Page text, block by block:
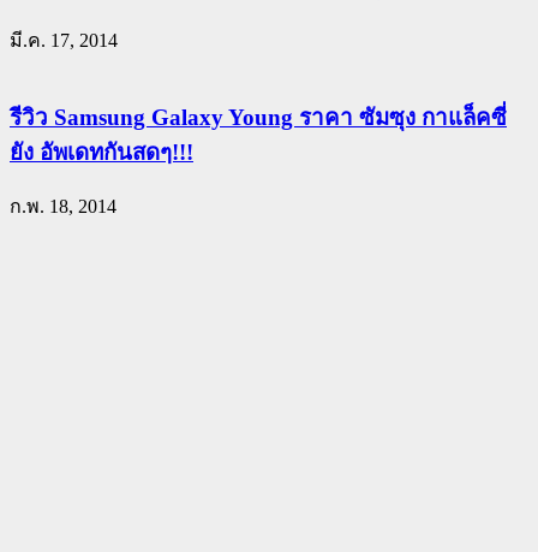
มี.ค. 17, 2014
รีวิว Samsung Galaxy Young ราคา ซัมซุง กาแล็คซี่
ยัง อัพเดทกันสดๆ!!!
ก.พ. 18, 2014